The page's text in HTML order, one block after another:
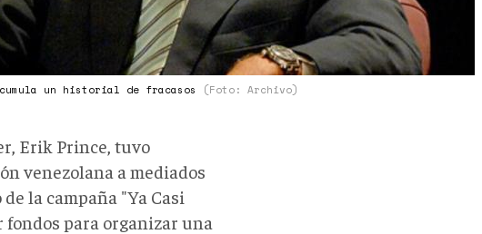
un historial de fracasos (Foto: Archivo)
Erik Prince, tuvo
venezolana a mediados
la campaña "Ya Casi
fondos para organizar una